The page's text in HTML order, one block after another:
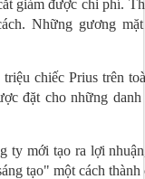
giảm được chi phí.
Những gương
chiếc Prius trên
đặt cho những
ty mới tạo ra lợi
tạo" một cách thành